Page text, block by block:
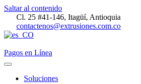
Saltar al contenido
Cl. 25 #41-146, Itagüí, Antioquia
contactenos@extrusiones.com.co
Pagos en Línea
Soluciones